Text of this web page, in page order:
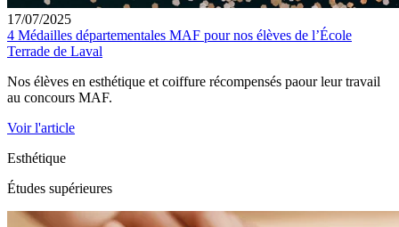
17/07/2025
4 Médailles départementales MAF pour nos élèves de l’École
Terrade de Laval
Nos élèves en esthétique et coiffure récompensés paour leur travail
au concours MAF.
Voir l'article
Esthétique
Études supérieures